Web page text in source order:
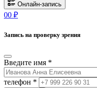
Онлайн-запись
00 ₽
Запись на проверку зрения
Введите имя *
телефон *